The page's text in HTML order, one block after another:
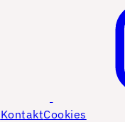
KontaktCookies